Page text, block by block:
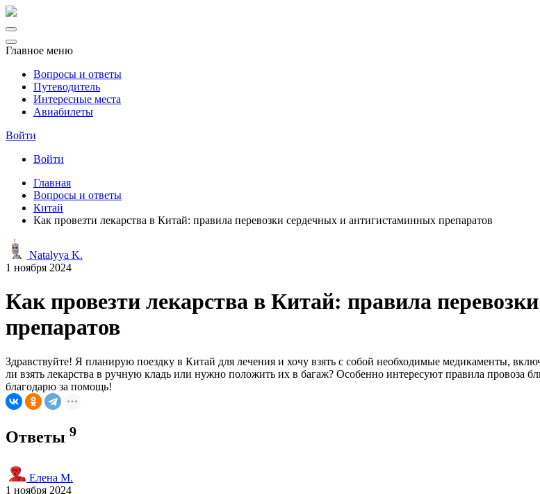
Главное меню
Вопросы и ответы
Путеводитель
Интересные места
Авиабилеты
Войти
Войти
Главная
Вопросы и ответы
Китай
Как провезти лекарства в Китай: правила перевозки сердечных и антигистаминных препаратов
Natalyya K.
1 ноября 2024
Как провезти лекарства в Китай: правила
препаратов
Здравствуйте! Я планирую поездку в Китай для лечения и хочу взять с собой необходимые медикаменты,
ли взять лекарства в ручную кладь или нужно положить их в багаж? Особенно интересуют правила провоза
благодарю за помощь!
Ответы 9
Елена М.
1 ноября 2024